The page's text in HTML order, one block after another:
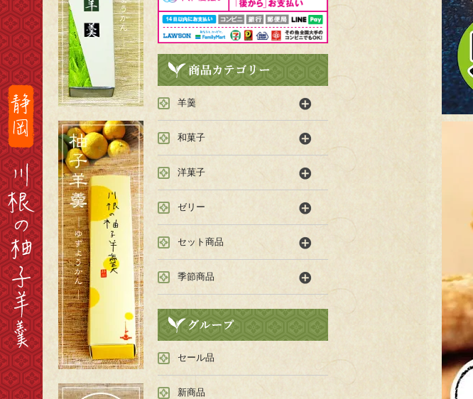
羊羹
和菓子
洋菓子
ゼリー
セット商品
季節商品
セール品
新商品